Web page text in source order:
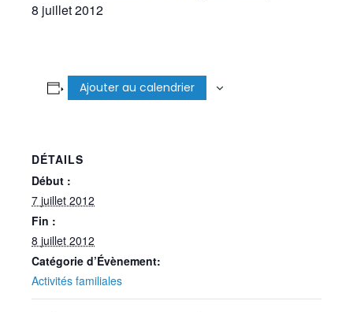
8 juillet 2012
Ajouter au calendrier
DÉTAILS
Début :
7 juillet 2012
Fin :
8 juillet 2012
Catégorie d’Évènement:
Activités familiales